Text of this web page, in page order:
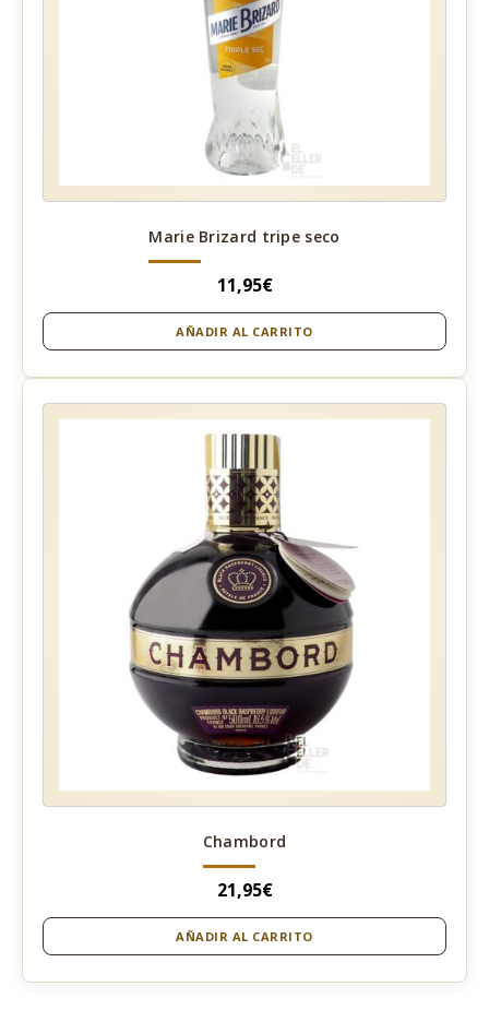
Marie Brizard tripe seco
11,95€
AÑADIR AL CARRITO
Chambord
21,95€
AÑADIR AL CARRITO